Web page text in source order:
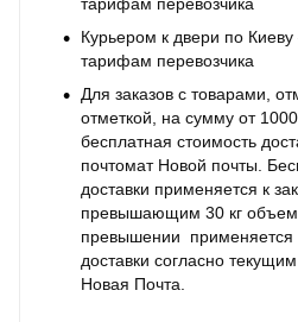
Курьером к двери по
тарифам перевозчика
Для заказов с товарами,
отметкой, на сумму от
бесплатная стоимость
почтомат Новой почты.
доставки применяется к
превышающим 30 кг
превышении применяется
доставки согласно
Новая Почта.